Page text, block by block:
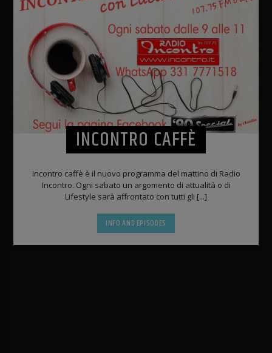
INCONTRO CAFFÈ
Incontro caffè è il nuovo programma del mattino di Radio
Incontro. Ogni sabato un argomento di attualità o di
Lifestyle sarà affrontato con tutti gli [...]
INFO AND EPISODES